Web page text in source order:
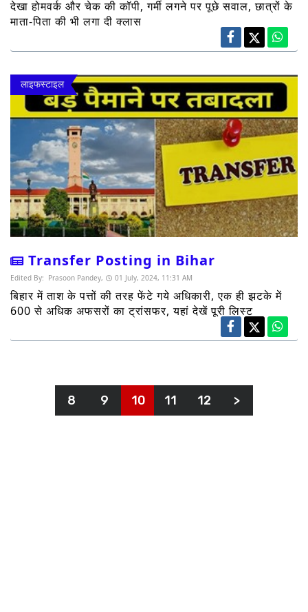
देखा होमवर्क और चेक की कॉपी, गर्मी लगने पर पूछे सवाल, छात्रों के
माता-पिता की भी लगा दी क्लास
लाइफस्टाइल
Transfer Posting in Bihar
Edited By: Prasoon Pandey, 01 July, 2024, 11:31 AM
बिहार में ताश के पत्तों की तरह फेंटे गये अधिकारी, एक ही झटके में
600 से अधिक अफसरों का ट्रांसफर, यहां देखें पूरी लिस्ट
8 9 10 11 12 >